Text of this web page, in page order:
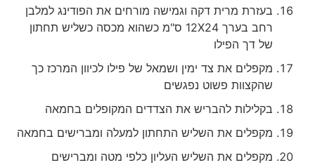
בעזרת מרית דקה וגמישה מורחים את הפודינג למלבן
רחב בערך 12X24 ס"מ כשהוא מכסה כשליש תחתון
של דך הפילו
מקפלים את צד ימין ושמאל של פילו לכיוון המרכז כך
שהקצוות פשוט נפגשים
בקלילות להבריש את הצדדים המקופלים בחמאה
מקפלים את השליש התחתון למעלה ומברישים בחמאה
מקפלים את השליש העליון כלפי מטה ומברישים